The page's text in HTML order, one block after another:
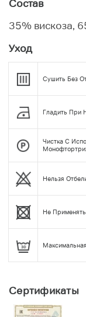
Состав
35% вискоза,
Уход
Сушить Без
Гладить При
Чистка С
Нельзя
Не
Сертификаты